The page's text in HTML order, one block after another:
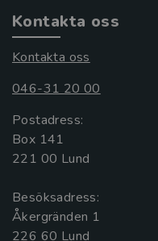
Kontakta oss
Kontakta oss
046-31 20 00
Postadress:
Box 141
221 00 Lund
Besöksadress:
Åkergränden 1